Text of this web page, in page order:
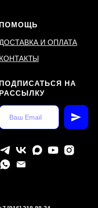
ПОМОЩЬ
И ОПЛАТА
КОНТАКТЫ
ПОДПИСАТЬСЯ НА
РАССЫЛКУ